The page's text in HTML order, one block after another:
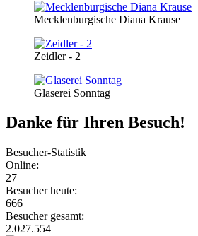
Mecklenburgische Diana Krause
Zeidler - 2
Glaserei Sonntag
Danke für Ihren Besuch!
Besucher-Statistik
Online:
27
Besucher heute:
666
Besucher gesamt:
2.027.554